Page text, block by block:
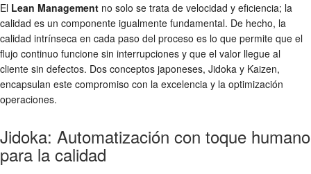
El Lean Management no solo se trata de velocidad y eficiencia; la
calidad es un componente igualmente fundamental. De hecho, la
calidad intrínseca en cada paso del proceso es lo que permite que el
flujo continuo funcione sin interrupciones y que el valor llegue al
cliente sin defectos. Dos conceptos japoneses, Jidoka y Kaizen,
encapsulan este compromiso con la excelencia y la optimización
operaciones.
Jidoka: Automatización con toque humano
para la calidad